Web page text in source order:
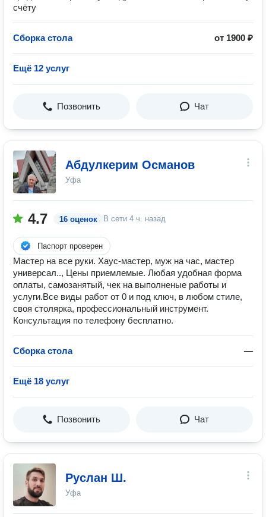
счёту
Сборка стола от 1900 ₽
Ещё 12 услуг
Позвонить Чат
Абдулкерим Османов
Уфа
4.7 16 оценок В сети 4 ч. назад
Паспорт проверен
Мастер на все руки. Хаус-мастер, муж на час, мастер
универсал.., Цены приемлемые. Любая удобная форма
оплаты, самозанятый, чек на выполненые работы и
услуги.Все виды работ от 0 и под ключ, в любом стиле,
своя столярка, профессиональный инструмент.
Консультация по телефону бесплатно.
Сборка стола —
Ещё 18 услуг
Позвонить Чат
Руслан Ш.
Уфа